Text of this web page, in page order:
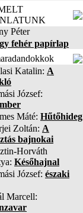
Péter
fehér papírlap
Katalin: A
József:
Máté: Hűtőhideg
Zoltán: A
bajnokai
Horváth
Későhajnal
József: északi
Marcell: